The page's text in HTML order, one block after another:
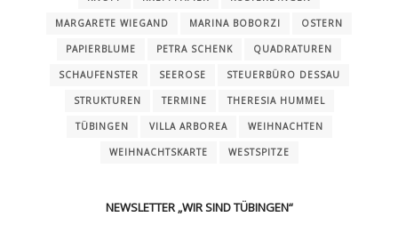
MARGARETE WIEGAND MARINA BOBORZI OSTERN
PAPIERBLUME PETRA SCHENK QUADRATUREN
SCHAUFENSTER SEEROSE STEUERBÜRO DESSAU
STRUKTUREN TERMINE THERESIA HUMMEL
TÜBINGEN VILLA ARBOREA WEIHNACHTEN
WEIHNACHTSKARTE WESTSPITZE
NEWSLETTER „WIR SIND TÜBINGEN“